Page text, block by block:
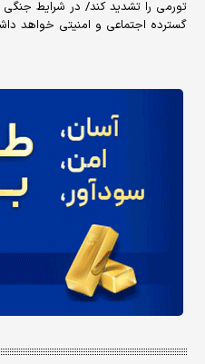
تورمی را تشدید کند/ در شرایط
گسترده اجتماعی و امنیتی خواهد